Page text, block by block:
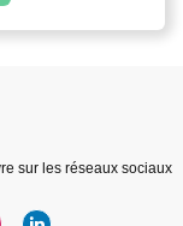
sur les réseaux sociaux